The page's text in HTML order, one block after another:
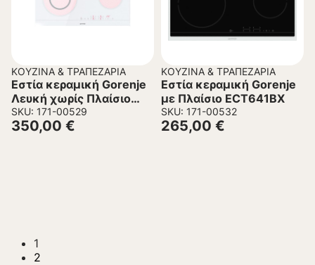
ΚΟΥΖΊΝΑ & ΤΡΑΠΕΖΑΡΊΑ
Εστία κεραμική Gorenje
Λευκή χωρίς Πλαίσιο
ECT643WCSC
SKU: 171-00529
350,00 €
ΚΟΥΖΊΝΑ & ΤΡΑΠΕΖΑΡΊΑ
Εστία κεραμική Gorenje
με Πλαίσιο ECT641BX
SKU: 171-00532
265,00 €
1
2